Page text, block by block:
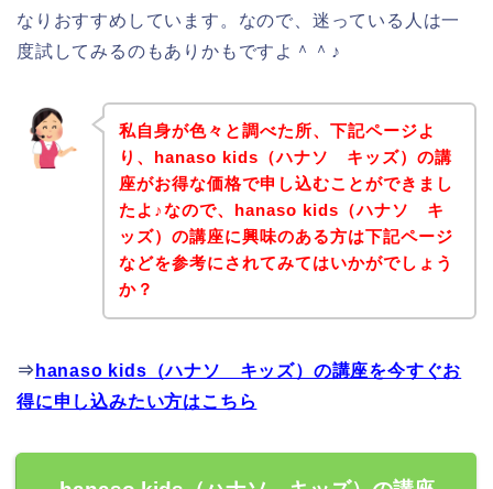
なりおすすめしています。なので、迷っている人は一
度試してみるのもありかもですよ＾＾♪
私自身が色々と調べた所、下記ページよ
り、hanaso kids（ハナソ キッズ）の講
座がお得な価格で申し込むことができまし
たよ♪なので、hanaso kids（ハナソ キ
ッズ）の講座に興味のある方は下記ページ
などを参考にされてみてはいかがでしょう
か？
⇒ hanaso kids（ハナソ キッズ）の講座を今すぐお
得に申し込みたい方はこちら